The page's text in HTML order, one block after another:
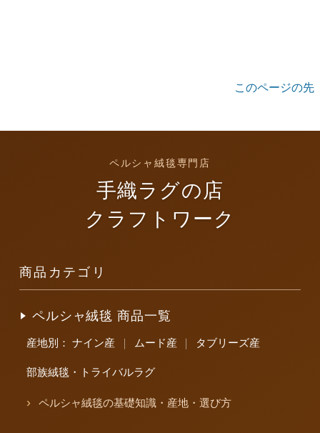
このページの先
ペルシャ絨毯専門店
手織ラグの店
クラフトワーク
商品カテゴリ
ペルシャ絨毯 商品一覧
産地別： ナイン産 ｜ ムード産 ｜ タブリーズ産
部族絨毯・トライバルラグ
ペルシャ絨毯の基礎知識・産地・選び方